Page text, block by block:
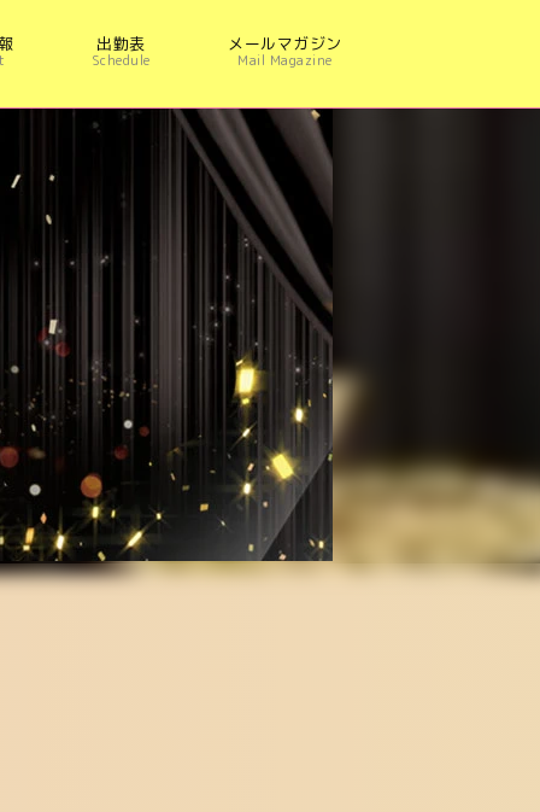
出勤表
Schedule
メールマガジン
Mail Magazine